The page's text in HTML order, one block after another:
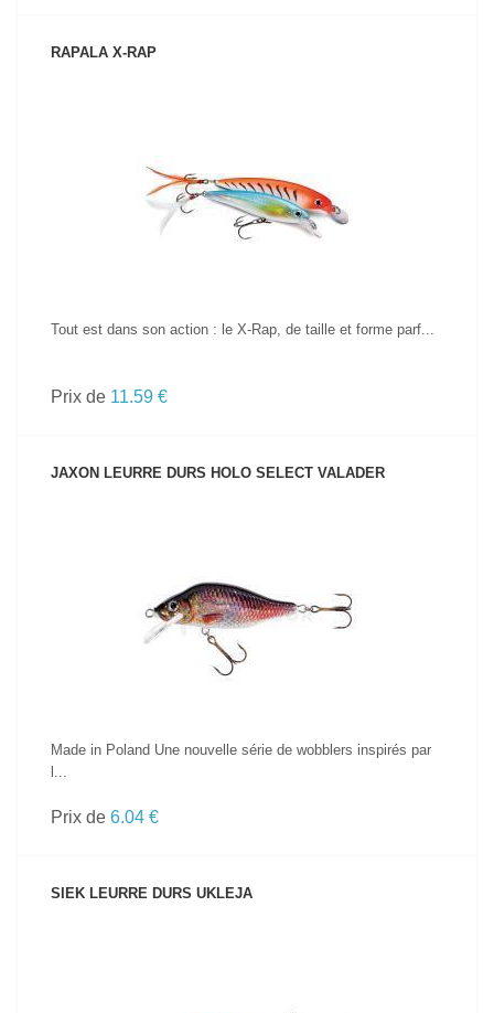
RAPALA X-RAP
Tout est dans son action : le X-Rap, de taille et forme parf...
Prix de 11.59 €
JAXON LEURRE DURS HOLO SELECT VALADER
VOIR LE PRODUIT
Made in Poland Une nouvelle série de wobblers inspirés par
l...
Prix de 6.04 €
SIEK LEURRE DURS UKLEJA